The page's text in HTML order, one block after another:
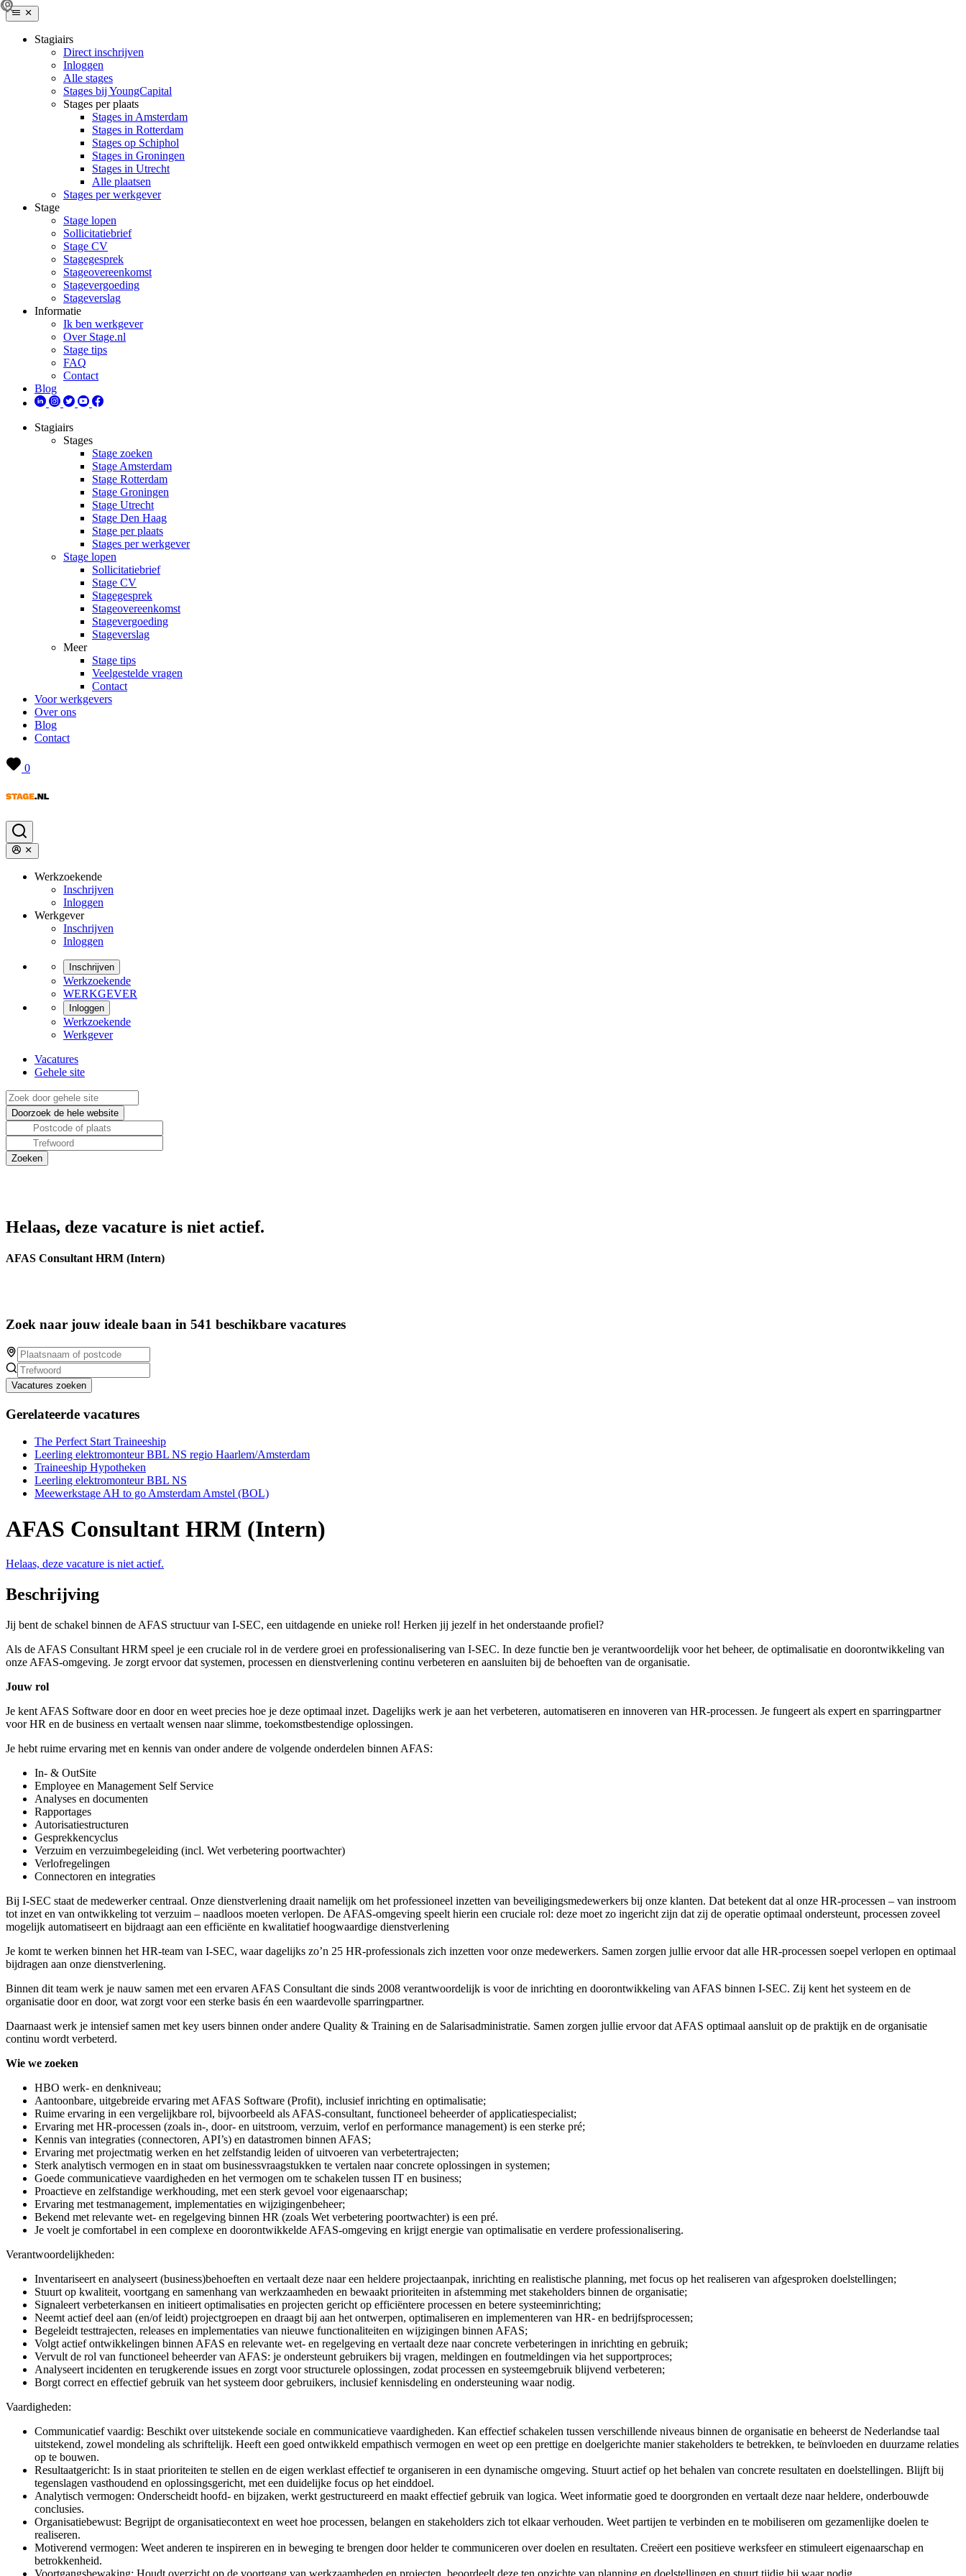
Stagiairs
Direct inschrijven
Inloggen
Alle stages
Stages bij YoungCapital
Stages per plaats
Stages in Amsterdam
Stages in Rotterdam
Stages op Schiphol
Stages in Groningen
Stages in Utrecht
Alle plaatsen
Stages per werkgever
Stage
Stage lopen
Sollicitatiebrief
Stage CV
Stagegesprek
Stageovereenkomst
Stagevergoeding
Stageverslag
Informatie
Ik ben werkgever
Over Stage.nl
Stage tips
FAQ
Contact
Blog
Stagiairs
Stages
Stage zoeken
Stage Amsterdam
Stage Rotterdam
Stage Groningen
Stage Utrecht
Stage Den Haag
Stage per plaats
Stages per werkgever
Stage lopen
Sollicitatiebrief
Stage CV
Stagegesprek
Stageovereenkomst
Stagevergoeding
Stageverslag
Meer
Stage tips
Veelgestelde vragen
Contact
Voor werkgevers
Over ons
Blog
Contact
0
Werkzoekende
Inschrijven
Inloggen
Werkgever
Inschrijven
Inloggen
Inschrijven
Werkzoekende
WERKGEVER
Inloggen
Werkzoekende
Werkgever
Vacatures
Gehele site
Helaas, deze vacature is niet actief.
AFAS Consultant HRM (Intern)
Zoek naar jouw ideale baan in 541 beschikbare vacatures
Vacatures zoeken
Gerelateerde vacatures
The Perfect Start Traineeship
Leerling elektromonteur BBL NS regio Haarlem/Amsterdam
Traineeship Hypotheken
Leerling elektromonteur BBL NS
Meewerkstage AH to go Amsterdam Amstel (BOL)
AFAS Consultant HRM (Intern)
Helaas, deze vacature is niet actief.
Beschrijving
Jij bent de schakel binnen de AFAS structuur van I-SEC, een uitdagende en unieke rol! Herken jij jezelf in het onderstaande profiel?
Als de AFAS Consultant HRM speel je een cruciale rol in de verdere groei en professionalisering van I-SEC. In deze functie ben je verantwoordelijk voor het beheer, de optimalisatie en doorontwikkeling van
onze AFAS-omgeving. Je zorgt ervoor dat systemen, processen en dienstverlening continu verbeteren en aansluiten bij de behoeften van de organisatie.
Jouw rol
Je kent AFAS Software door en door en weet precies hoe je deze optimaal inzet. Dagelijks werk je aan het verbeteren, automatiseren en innoveren van HR-processen. Je fungeert als expert en sparringpartner
voor HR en de business en vertaalt wensen naar slimme, toekomstbestendige oplossingen.
Je hebt ruime ervaring met en kennis van onder andere de volgende onderdelen binnen AFAS:
In- & OutSite
Employee en Management Self Service
Analyses en documenten
Rapportages
Autorisatiestructuren
Gesprekkencyclus
Verzuim en verzuimbegeleiding (incl. Wet verbetering poortwachter)
Verlofregelingen
Connectoren en integraties
Bij I-SEC staat de medewerker centraal. Onze dienstverlening draait namelijk om het professioneel inzetten van beveiligingsmedewerkers bij onze klanten. Dat betekent dat al onze HR-processen – van instroom
tot inzet en van ontwikkeling tot verzuim – naadloos moeten verlopen. De AFAS-omgeving speelt hierin een cruciale rol: deze moet zo ingericht zijn dat zij de operatie optimaal ondersteunt, processen zoveel
mogelijk automatiseert en bijdraagt aan een efficiënte en kwalitatief hoogwaardige dienstverlening
Je komt te werken binnen het HR-team van I-SEC, waar dagelijks zo’n 25 HR-professionals zich inzetten voor onze medewerkers. Samen zorgen jullie ervoor dat alle HR-processen soepel verlopen en optimaal
bijdragen aan onze dienstverlening.
Binnen dit team werk je nauw samen met een ervaren AFAS Consultant die sinds 2008 verantwoordelijk is voor de inrichting en doorontwikkeling van AFAS binnen I-SEC. Zij kent het systeem en de
organisatie door en door, wat zorgt voor een sterke basis én een waardevolle sparringpartner.
Daarnaast werk je intensief samen met key users binnen onder andere Quality & Training en de Salarisadministratie. Samen zorgen jullie ervoor dat AFAS optimaal aansluit op de praktijk en de organisatie
continu wordt verbeterd.
Wie we zoeken
HBO werk- en denkniveau;
Aantoonbare, uitgebreide ervaring met AFAS Software (Profit), inclusief inrichting en optimalisatie;
Ruime ervaring in een vergelijkbare rol, bijvoorbeeld als AFAS-consultant, functioneel beheerder of applicatiespecialist;
Ervaring met HR-processen (zoals in-, door- en uitstroom, verzuim, verlof en performance management) is een sterke pré;
Kennis van integraties (connectoren, API’s) en datastromen binnen AFAS;
Ervaring met projectmatig werken en het zelfstandig leiden of uitvoeren van verbetertrajecten;
Sterk analytisch vermogen en in staat om businessvraagstukken te vertalen naar concrete oplossingen in systemen;
Goede communicatieve vaardigheden en het vermogen om te schakelen tussen IT en business;
Proactieve en zelfstandige werkhouding, met een sterk gevoel voor eigenaarschap;
Ervaring met testmanagement, implementaties en wijzigingenbeheer;
Bekend met relevante wet- en regelgeving binnen HR (zoals Wet verbetering poortwachter) is een pré.
Je voelt je comfortabel in een complexe en doorontwikkelde AFAS-omgeving en krijgt energie van optimalisatie en verdere professionalisering.
Verantwoordelijkheden:
Inventariseert en analyseert (business)behoeften en vertaalt deze naar een heldere projectaanpak, inrichting en realistische planning, met focus op het realiseren van afgesproken doelstellingen;
Stuurt op kwaliteit, voortgang en samenhang van werkzaamheden en bewaakt prioriteiten in afstemming met stakeholders binnen de organisatie;
Signaleert verbeterkansen en initieert optimalisaties en projecten gericht op efficiëntere processen en betere systeeminrichting;
Neemt actief deel aan (en/of leidt) projectgroepen en draagt bij aan het ontwerpen, optimaliseren en implementeren van HR- en bedrijfsprocessen;
Begeleidt testtrajecten, releases en implementaties van nieuwe functionaliteiten en wijzigingen binnen AFAS;
Volgt actief ontwikkelingen binnen AFAS en relevante wet- en regelgeving en vertaalt deze naar concrete verbeteringen in inrichting en gebruik;
Vervult de rol van functioneel beheerder van AFAS: je ondersteunt gebruikers bij vragen, meldingen en foutmeldingen via het supportproces;
Analyseert incidenten en terugkerende issues en zorgt voor structurele oplossingen, zodat processen en systeemgebruik blijvend verbeteren;
Borgt correct en effectief gebruik van het systeem door gebruikers, inclusief kennisdeling en ondersteuning waar nodig.
Vaardigheden:
Communicatief vaardig: Beschikt over uitstekende sociale en communicatieve vaardigheden. Kan effectief schakelen tussen verschillende niveaus binnen de organisatie en beheerst de Nederlandse taal
uitstekend, zowel mondeling als schriftelijk. Heeft een goed ontwikkeld empathisch vermogen en weet op een prettige en doelgerichte manier stakeholders te betrekken, te beïnvloeden en duurzame relaties
op te bouwen.
Resultaatgericht: Is in staat prioriteiten te stellen en de eigen werklast effectief te organiseren in een dynamische omgeving. Stuurt actief op het behalen van concrete resultaten en doelstellingen. Blijft bij
tegenslagen vasthoudend en oplossingsgericht, met een duidelijke focus op het einddoel.
Analytisch vermogen: Onderscheidt hoofd- en bijzaken, werkt gestructureerd en maakt effectief gebruik van logica. Weet informatie goed te doorgronden en vertaalt deze naar heldere, onderbouwde
conclusies.
Organisatiebewust: Begrijpt de organisatiecontext en weet hoe processen, belangen en stakeholders zich tot elkaar verhouden. Weet partijen te verbinden en te mobiliseren om gezamenlijke doelen te
realiseren.
Motiverend vermogen: Weet anderen te inspireren en in beweging te brengen door helder te communiceren over doelen en resultaten. Creëert een positieve werksfeer en stimuleert eigenaarschap en
betrokkenheid.
Voortgangsbewaking: Houdt overzicht op de voortgang van werkzaamheden en projecten, beoordeelt deze ten opzichte van planning en doelstellingen en stuurt tijdig bij waar nodig.